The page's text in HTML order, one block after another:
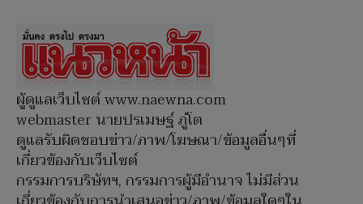
ผู้ดูแลเว็บไซต์ www.naewna.com
webmaster นายปรเมษฐ์ ภู่โต
ดูแลรับผิดชอบข่าว/ภาพ/โฆษณา/ข้อมูลอื่นๆที่
เกี่ยวข้องกับเว็บไซต์
กรรมการบริษัทฯ, กรรมการผู้มีอำนาจ ไม่มีส่วน